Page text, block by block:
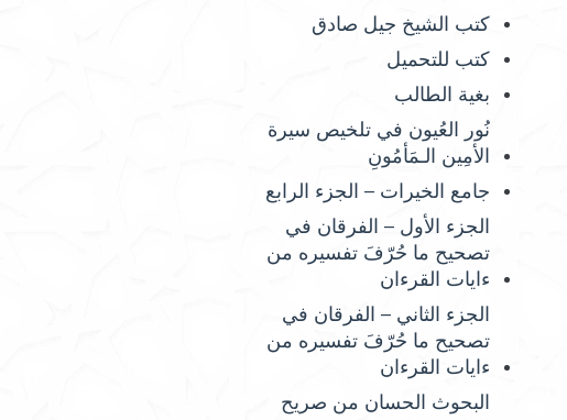
كتب الشيخ جيل صادق
كتب للتحميل
بغية الطالب
نُور العُيون في تلخيص سيرة
الأمِين الـمَأمُونِ
جامع الخيرات – الجزء الرابع
الجزء الأول – الفرقان في
تصحيح ما حُرّفَ تفسيره من
ءايات القرءان
الجزء الثاني – الفرقان في
تصحيح ما حُرّفَ تفسيره من
ءايات القرءان
البحوث الحسان من صريح